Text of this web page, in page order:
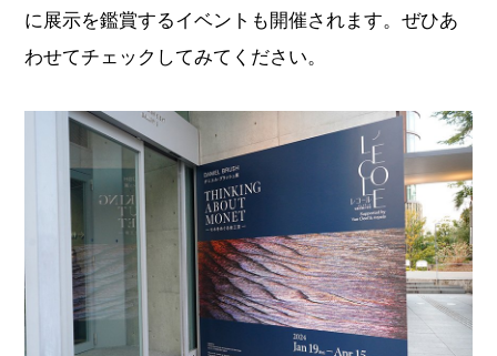
に展示を鑑賞するイベントも開催されます。ぜひあ
わせてチェックしてみてください。